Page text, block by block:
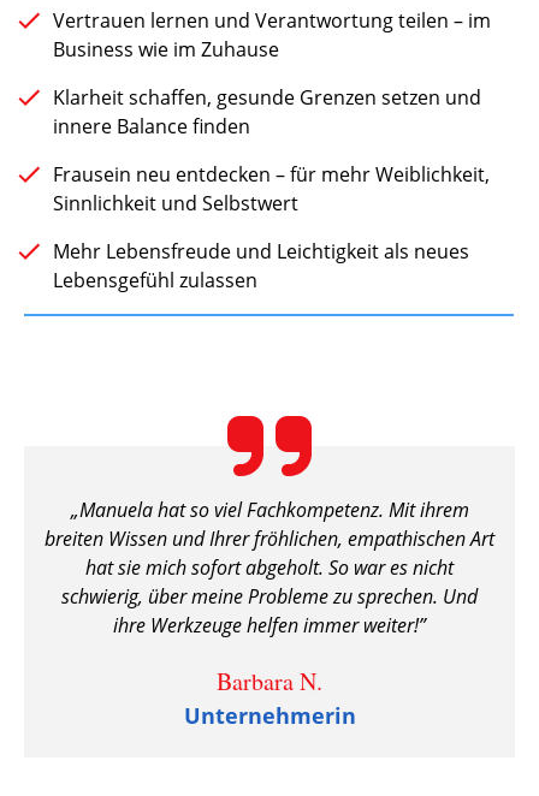
Vertrauen lernen und Verantwortung teilen – im
Business wie im Zuhause
Klarheit schaffen, gesunde Grenzen setzen und
innere Balance finden
Frausein neu entdecken – für mehr Weiblichkeit,
Sinnlichkeit und Selbstwert
Mehr Lebensfreude und Leichtigkeit als neues
Lebensgefühl zulassen
„Manuela hat so viel Fachkompetenz. Mit ihrem
breiten Wissen und Ihrer fröhlichen, empathischen Art
hat sie mich sofort abgeholt. So war es nicht
schwierig, über meine Probleme zu sprechen. Und
ihre Werkzeuge helfen immer weiter!”
Barbara N.
Unternehmerin